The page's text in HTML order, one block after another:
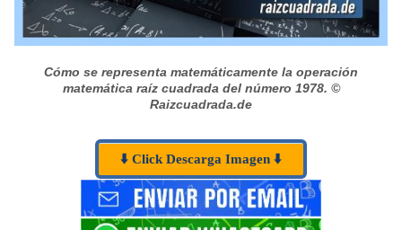
Cómo se representa matemáticamente la operación
matemática raíz cuadrada del número 1978. ©
Raizcuadrada.de
⬇️ Click Descarga Imagen ⬇️